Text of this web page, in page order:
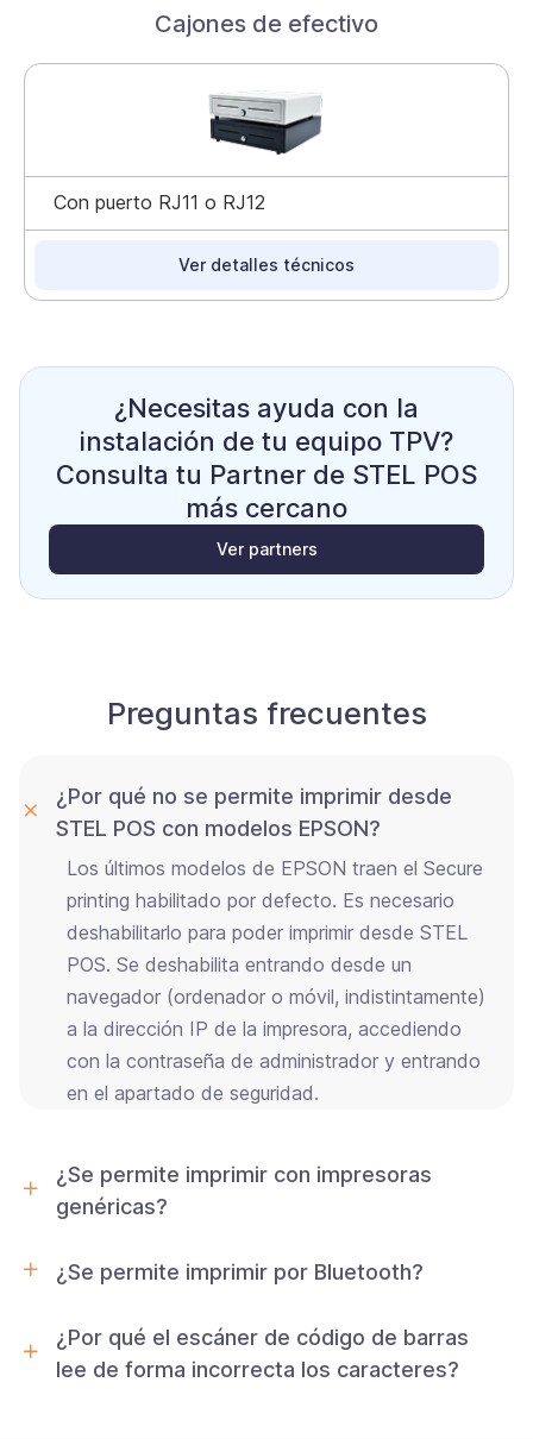
Cajones de efectivo
Con puerto RJ11 o RJ12
Ver detalles técnicos
¿Necesitas ayuda con la
instalación de tu equipo TPV?
Consulta tu Partner de STEL POS
más cercano
Ver partners
Preguntas frecuentes
¿Por qué no se permite imprimir desde
STEL POS con modelos EPSON?
Los últimos modelos de EPSON traen el Secure
printing habilitado por defecto. Es necesario
deshabilitarlo para poder imprimir desde STEL
POS. Se deshabilita entrando desde un
navegador (ordenador o móvil, indistintamente)
a la dirección IP de la impresora, accediendo
con la contraseña de administrador y entrando
en el apartado de seguridad.
¿Se permite imprimir con impresoras
genéricas?
¿Se permite imprimir por Bluetooth?
¿Por qué el escáner de código de barras
lee de forma incorrecta los caracteres?